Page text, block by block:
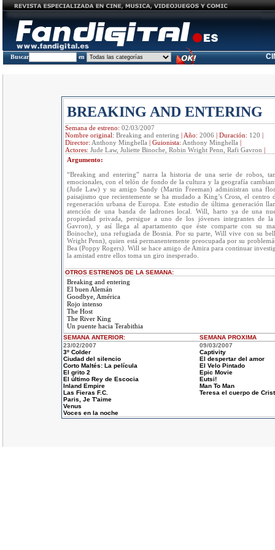
Buscar en
BREAKING AND ENTERING
Semana de estreno: 02/03/2007
Nombre original: Breaking and entering | Año: 2006 | Duración: 120 |
Director: Anthony Minghella | Guionista: Anthony Minghella |
Actores: Jude Law, Juliette Binoche, Robin Wright Penn, Rafi Gavron |
Argumento:
“Breaking and entering” narra la historia de una serie de robos,
emocionales, con el telón de fondo de la cultura y la geografía
(Jude Law) y su amigo Sandy (Martin Freeman) administran una
paisajismo que recientemente se ha mudado a King’s Cross, el centro
regeneración urbana de Europa. Este estudio de última generación
atención de una banda de ladrones local. Will, harto ya de una
propiedad privada, persigue a uno de los jóvenes integrantes de
Gavron), y así llega al apartamento que éste comparte con su
Boinoche), una refugiada de Bosnia. Por su parte, Will vive con su
Wright Penn), quien está permanentemente preocupada por su
Bea (Poppy Rogers). Will se hace amigo de Amira para continuar
la amistad entre ellos toma un giro inesperado.
OTROS ESTRENOS DE LA SEMANA:
Breaking and entering
El buen Alemán
Goodbye, América
Rojo intenso
The Host
The River King
Un puente hacia Terabithia
SEMANA ANTERIOR: SEMANA PROXIMA
23/02/2007
3º Colder
Ciudad del silencio
Corto Maltés: La película
El grito 2
El último Rey de Escocia
Inland Empire
Las Fieras F.C.
Paris, Je T'aime
Venus
Voces en la noche
09/03/2007
Captivity
El despertar del amor
El Velo Pintado
Epic Movie
Eutsi!
Man To Man
Teresa el cuerpo de